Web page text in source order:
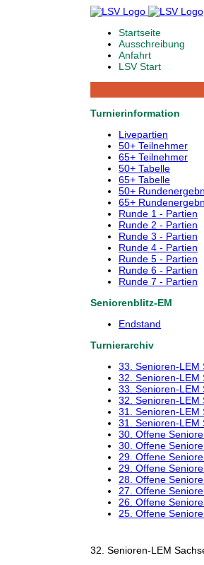
Startseite
Ausschreibung
Anfahrt
LSV Start
Turnierinformation
Livepartien
50+ Teilnehmer
65+ Teilnehmer
50+ Tabelle
65+ Tabelle
50+
65+
Runde 1 - Partien
Runde 2 - Partien
Runde 3 - Partien
Runde 4 - Partien
Runde 5 - Partien
Runde 6 - Partien
Runde 7 - Partien
Seniorenblitz-EM
Endstand
Turnierarchiv
33. Senioren-LEM
32. Senioren-LEM
33. Senioren-LEM
32. Senioren-LEM
31. Senioren-LEM
31. Senioren-LEM
30. Offene
30. Offene
29. Offene
29. Offene
28. Offene
27. Offene
26. Offene
25. Offene
32. Senioren-LEM